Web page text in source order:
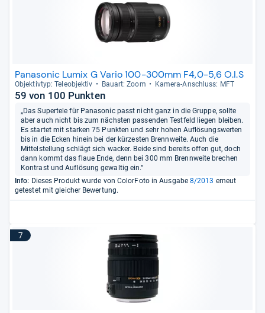
Panasonic Lumix G Vario 100-300mm F4,0-5,6 O.I.S
Objek­tiv­typ: Tele­ob­jek­tiv Bau­art: Zoom Kamera-​Anschluss: MFT
59 von 100 Punkten
„Das Supertele für Panasonic passt nicht ganz in die Gruppe, sollte
aber auch nicht bis zum nächsten passenden Testfeld liegen bleiben.
Es startet mit starken 75 Punkten und sehr hohen Auflösungswerten
bis in die Ecken hinein bei der kürzesten Brennweite. Auch die
Mittelstellung schlägt sich wacker. Beide sind bereits offen gut, doch
dann kommt das flaue Ende, denn bei 300 mm Brennweite brechen
Kontrast und Auflösung gewaltig ein.“
Info: Dieses Produkt wurde von ColorFoto in Ausgabe 8/2013 erneut
getestet mit gleicher Bewertung.
7